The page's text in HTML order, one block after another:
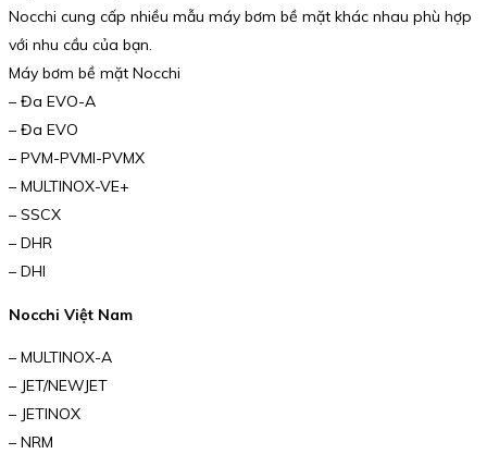
Nocchi cung cấp nhiều mẫu máy bơm bề mặt khác nhau phù hợp
với nhu cầu của bạn.
Máy bơm bề mặt Nocchi
– Đa EVO-A
– Đa EVO
– PVM-PVMI-PVMX
– MULTINOX-VE+
– SSCX
– DHR
– DHI
Nocchi Việt Nam
– MULTINOX-A
– JET/NEWJET
– JETINOX
– NRM